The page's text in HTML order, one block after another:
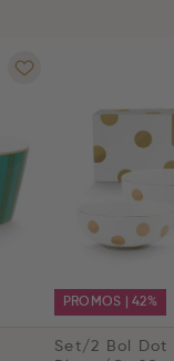
PROMOS | 42%
Set/2 Bol Dot